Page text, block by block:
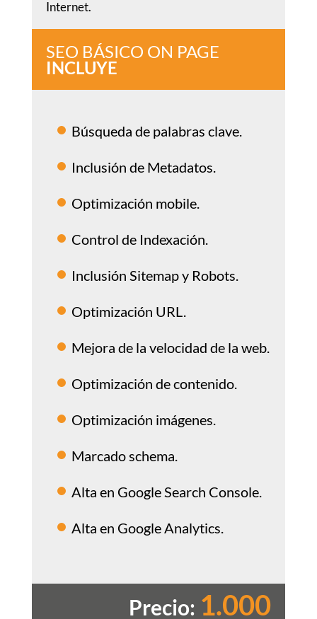
Internet.
SEO BÁSICO ON PAGE
INCLUYE
Búsqueda de palabras clave.
Inclusión de Metadatos.
Optimización mobile.
Control de Indexación.
Inclusión Sitemap y Robots.
Optimización URL.
Mejora de la velocidad de la web.
Optimización de contenido.
Optimización imágenes.
Marcado schema.
Alta en Google Search Console.
Alta en Google Analytics.
Precio: 1.000